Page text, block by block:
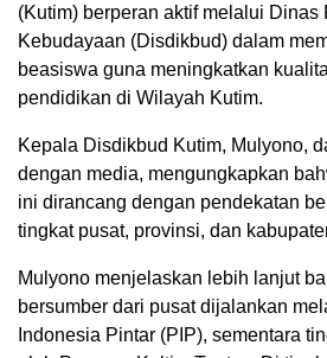
(Kutim) berperan aktif melalui Dinas
Kebudayaan (Disdikbud) dalam
beasiswa guna meningkatkan
pendidikan di Wilayah Kutim.
Kepala Disdikbud Kutim, Mulyono,
dengan media, mengungkapkan
ini dirancang dengan pendekatan
tingkat pusat, provinsi, dan
Mulyono menjelaskan lebih lanjut
bersumber dari pusat dijalankan
Indonesia Pintar (PIP), sementara